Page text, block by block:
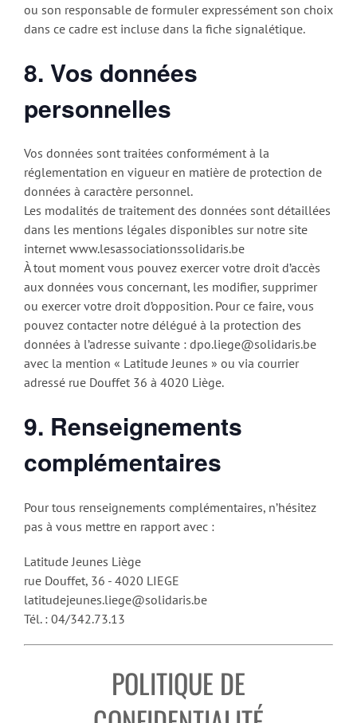
ou son responsable de formuler expressément son choix
dans ce cadre est incluse dans la fiche signalétique.
8. Vos données
personnelles
Vos données sont traitées conformément à la
réglementation en vigueur en matière de protection de
données à caractère personnel.
Les modalités de traitement des données sont détaillées
dans les mentions légales disponibles sur notre site
internet www.lesassociationssolidaris.be
À tout moment vous pouvez exercer votre droit d’accès
aux données vous concernant, les modifier, supprimer
ou exercer votre droit d’opposition. Pour ce faire, vous
pouvez contacter notre délégué à la protection des
données à l’adresse suivante : dpo.liege@solidaris.be
avec la mention « Latitude Jeunes » ou via courrier
adressé rue Douffet 36 à 4020 Liège.
9. Renseignements
complémentaires
Pour tous renseignements complémentaires, n’hésitez
pas à vous mettre en rapport avec :
Latitude Jeunes Liège
rue Douffet, 36 - 4020 LIEGE
latitudejeunes.liege@solidaris.be
Tél. : 04/342.73.13
POLITIQUE DE